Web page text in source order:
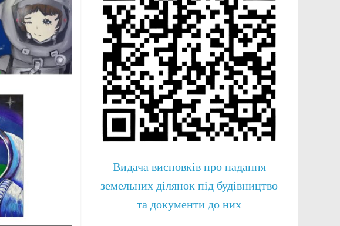
Видача висновків про надання
земельних ділянок під будівництво
та документи до них